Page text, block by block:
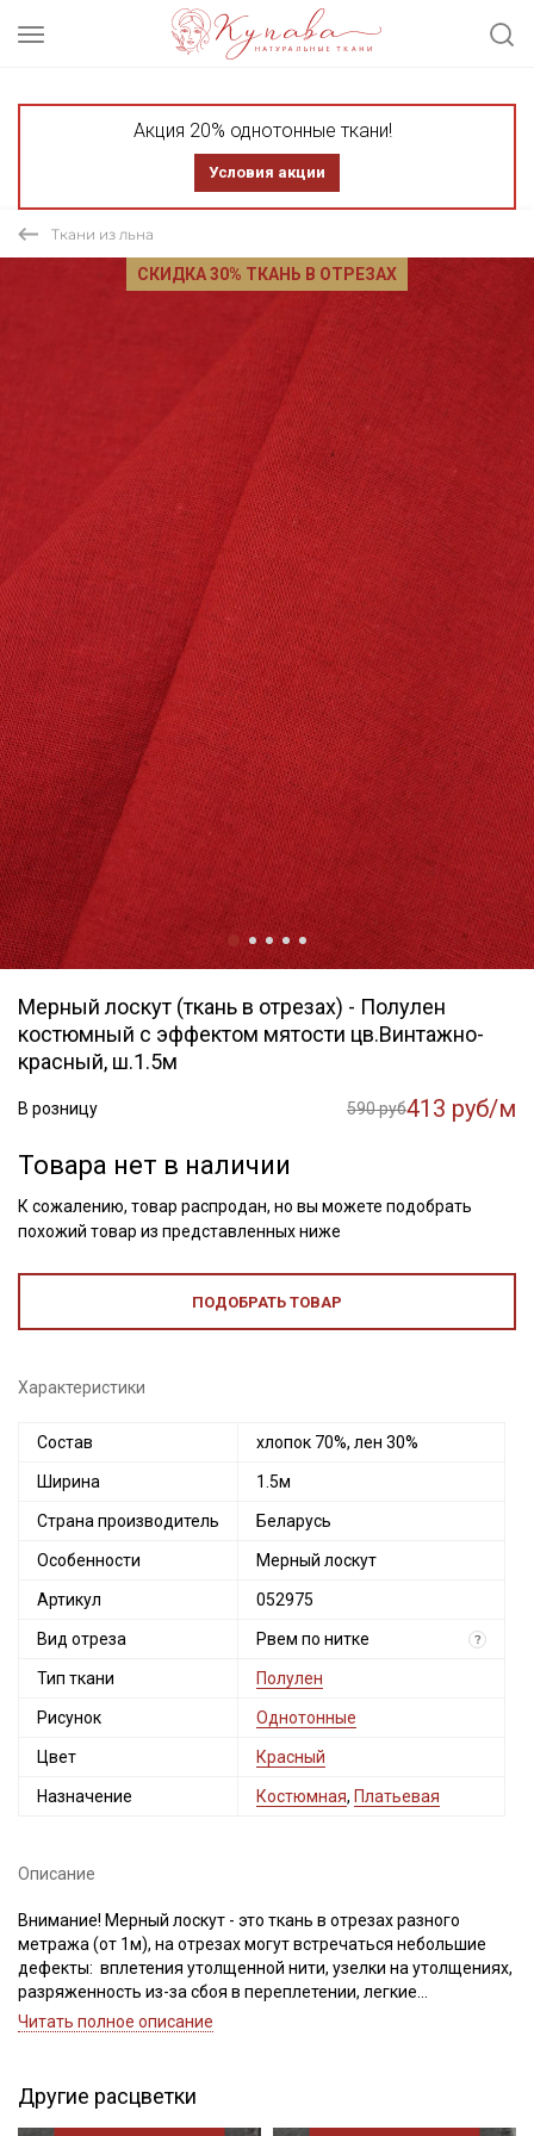
Акция 20% однотонные ткани!
Условия акции
Ткани из льна
СКИДКА 30% ТКАНЬ В ОТРЕЗАХ
Мерный лоскут (ткань в отрезах) - Полулен
костюмный с эффектом мятости цв.Винтажно-
красный, ш.1.5м
В розницу 590 руб413 руб/м
Товара нет в наличии
К сожалению, товар распродан, но вы можете подобрать
похожий товар из представленных ниже
ПОДОБРАТЬ ТОВАР
Характеристики
Состав хлопок 70%, лен 30%
Ширина 1.5м
Страна производитель Беларусь
Особенности Мерный лоскут
Артикул 052975
Вид отреза Рвем по нитке ?
Тип ткани Полулен
Рисунок Однотонные
Цвет Красный
Назначение Костюмная, Платьевая
Описание
Внимание! Мерный лоскут - это ткань в отрезах разного
метража (от 1м), на отрезах могут встречаться небольшие
дефекты: вплетения утолщенной нити, узелки на утолщениях,
разряженность из-за сбоя в переплетении, легкие
загрязнения вдоль кромки и на расстоянии до 5см от кромки,
менеджер для дополнительного согласования. В
комментариях к заказу просим указывать необходимый
Читать полное описание
Другие расцветки